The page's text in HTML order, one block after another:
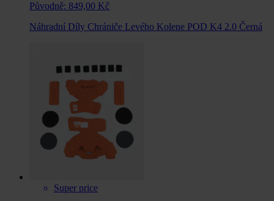
Původně: 849,00 Kč
Náhradní Díly Chrániče Levého Kolene POD K4 2.0 Černá
Super price